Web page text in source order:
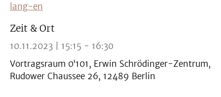
lang-en
Zeit & Ort
10.11.2023 | 15:15 - 16:30
Vortragsraum 0‘101, Erwin Schrödinger-Zentrum,
Rudower Chaussee 26, 12489 Berlin